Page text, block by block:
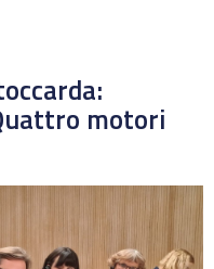
motori